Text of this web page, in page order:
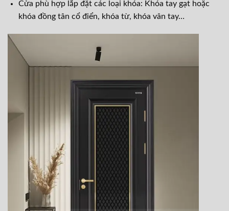
Cửa phù hợp lắp đặt các loại khóa: Khóa tay gạt hoặc
khóa đồng tân cổ điển, khóa từ, khóa vân tay…